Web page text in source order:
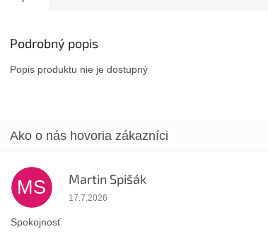
Podrobný popis
Popis produktu nie je dostupný
MS Martin Spišák
Hodnotenie obchodu je 5 z 5 hviezdičiek.
17.7.2026
Spokojnosť